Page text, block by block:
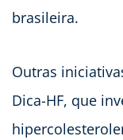
brasileira.
Outras
Dica-HF, que